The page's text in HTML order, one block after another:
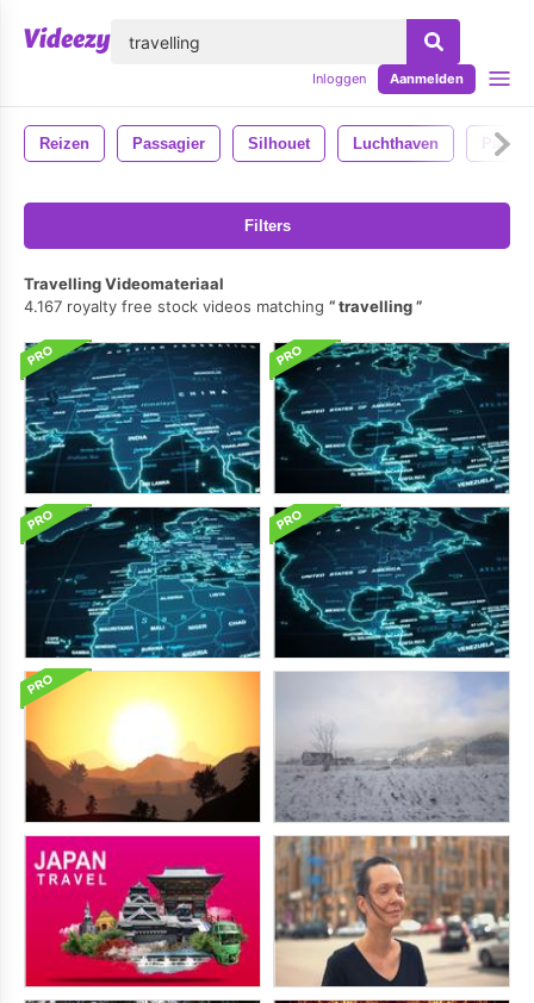
Inloggen Aanmelden
Reizen Passagier Silhouet Luchthaven
Filters
Travelling Videomateriaal
4.167 royalty free stock videos matching
travelling